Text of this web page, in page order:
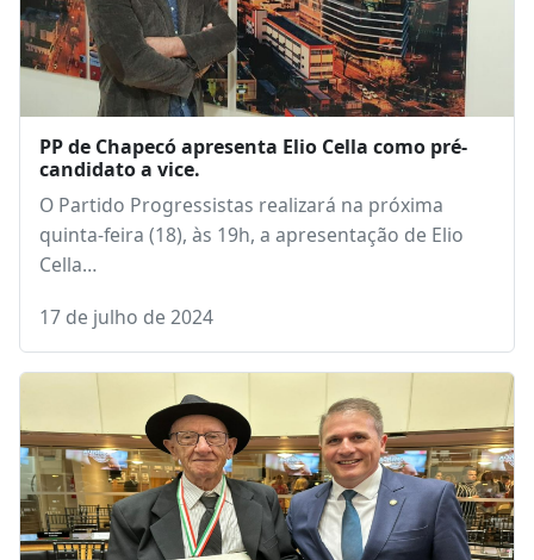
PP de Chapecó apresenta Elio Cella como pré-
candidato a vice.
O Partido Progressistas realizará na próxima
quinta-feira (18), às 19h, a apresentação de Elio
17 de julho de 2024